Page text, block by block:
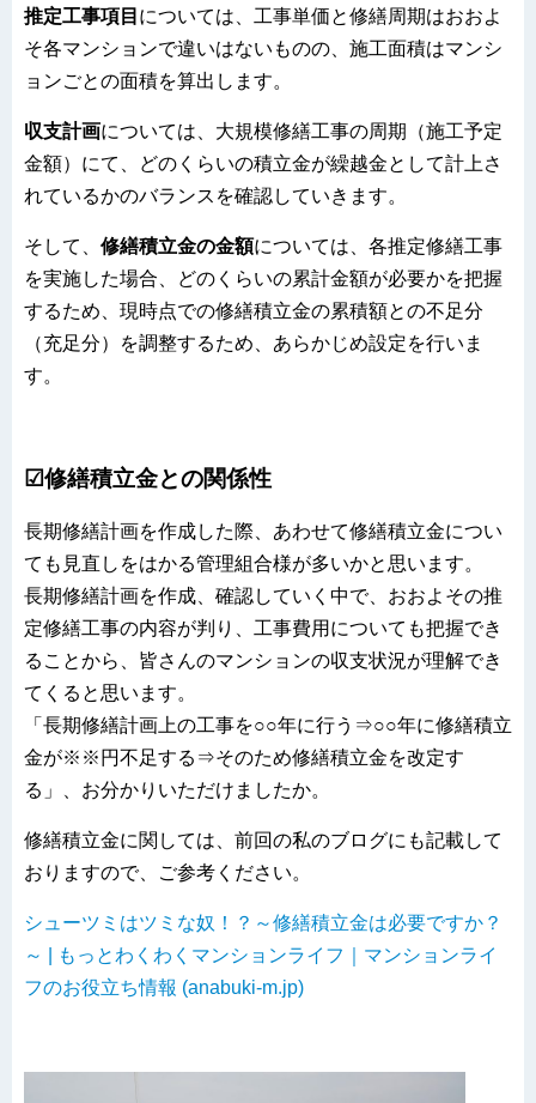
推定工事項目 については、工事単価と修繕周期はおおよ
そ各マンションで違いはないものの、施工面積はマンシ
ョンごとの面積を算出します。
収支計画については、大規模修繕工事の周期（施工予定
金額）にて、どのくらいの積立金が繰越金として計上さ
れているかのバランスを確認していきます。
そして、 修繕積立金の金額については、各推定修繕工事
を実施した場合、どのくらいの累計金額が必要かを把握
するため、現時点での修繕積立金の累積額との不足分
（充足分）を調整するため、あらかじめ設定を行いま
す。
☑修繕積立金との関係性
長期修繕計画を作成した際、あわせて修繕積立金につい
ても見直しをはかる管理組合様が多いかと思います。
長期修繕計画を作成、確認していく中で、おおよその推
定修繕工事の内容が判り、工事費用についても把握でき
ることから、皆さんのマンションの収支状況が理解でき
てくると思います。
「長期修繕計画上の工事を○○年に行う⇒○○年に修繕積立
金が※※円不足する⇒そのため修繕積立金を改定す
る」、お分かりいただけましたか。
修繕積立金に関しては、前回の私のブログにも記載して
おりますので、ご参考ください。
シューツミはツミな奴！？～修繕積立金は必要ですか？
～ | もっとわくわくマンションライフ｜マンションライ
フのお役立ち情報 (anabuki-m.jp)